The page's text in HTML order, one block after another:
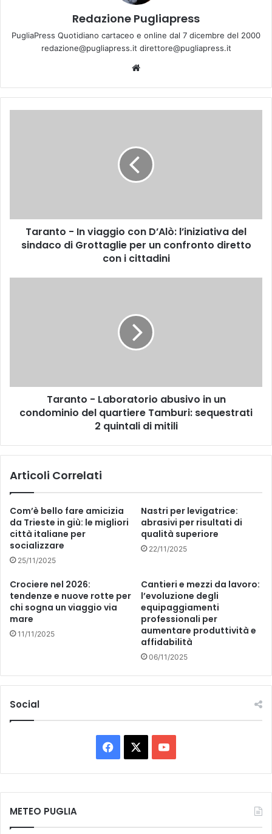
Redazione Pugliapress
PugliaPress Quotidiano cartaceo e online dal 7 dicembre del 2000
redazione@pugliapress.it direttore@pugliapress.it
sindaco
Grottaglie
Taranto - In viaggio con D’Alò: l’iniziativa del
sindaco di Grottaglie per un confronto diretto
con i cittadini
quartiere
sequestrati
di
Taranto - Laboratorio abusivo in un
condominio del quartiere Tamburi: sequestrati
2 quintali di mitili
Articoli Correlati
Com’è bello fare amicizia
da Trieste in giù: le migliori
città italiane per
socializzare
25/11/2025
Nastri per levigatrice:
abrasivi per risultati di
qualità superiore
22/11/2025
Crociere nel 2026:
tendenze e nuove rotte per
chi sogna un viaggio via
mare
11/11/2025
Cantieri e mezzi da lavoro:
l’evoluzione degli
equipaggiamenti
professionali per
aumentare produttività e
affidabilità
06/11/2025
Social
Facebook You
Tube
METEO PUGLIA